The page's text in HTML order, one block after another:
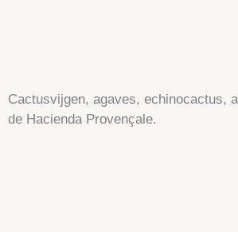
Cactusvijgen, agaves, echinocactus,
de Hacienda Provençale.